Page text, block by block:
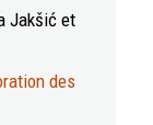
Jakšićet
des